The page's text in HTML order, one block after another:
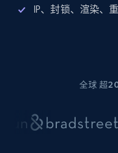
IP、封锁、渲染、
全球 超